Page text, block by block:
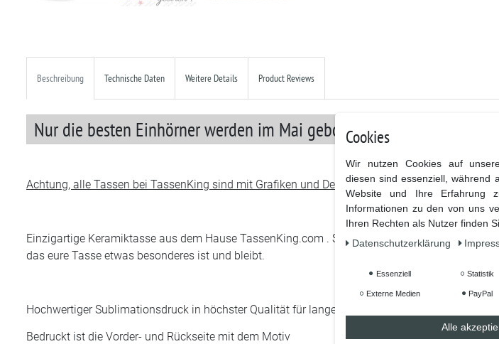
Beschreibung Technische Daten Weitere Details Product Reviews
Nur die besten Einhörner werden im Mai geboren ! - Tasse
Achtung, alle Tassen bei TassenKing sind mit Grafiken und Designs bedruckt die wir selbst
Einzigartige Keramiktasse aus dem Hause TassenKing.com . Sag was du denkst, fühlst
das eure Tasse etwas besonderes ist und bleibt.
Hochwertiger Sublimationsdruck in höchster Qualität für lange Lebensdauer.
Bedruckt ist die Vorder- und Rückseite mit dem Motiv
Cookies
Wir nutzen Cookies auf
diesen sind essenziell, während
Website und Ihre Erfahrung
Informationen zu den von uns
Ihren Rechten als Nutzer finden
Daten­schutz­erklärung
Essenziell Statistik
Externe Medien PayPal
Alle